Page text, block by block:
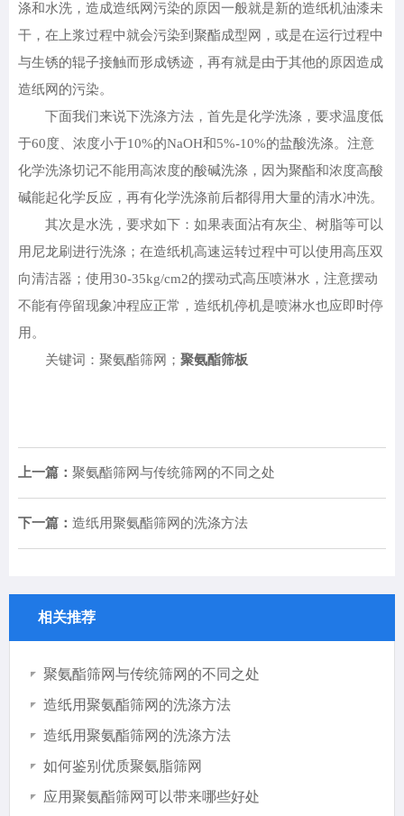
涤和水洗，造成造纸网污染的原因一般就是新的造纸机油漆未
干，在上浆过程中就会污染到聚酯成型网，或是在运行过程中
与生锈的辊子接触而形成锈迹，再有就是由于其他的原因造成
造纸网的污染。
下面我们来说下洗涤方法，首先是化学洗涤，要求温度低
于60度、浓度小于10%的NaOH和5%-10%的盐酸洗涤。注意
化学洗涤切记不能用高浓度的酸碱洗涤，因为聚酯和浓度高酸
碱能起化学反应，再有化学洗涤前后都得用大量的清水冲洗。
其次是水洗，要求如下：如果表面沾有灰尘、树脂等可以
用尼龙刷进行洗涤；在造纸机高速运转过程中可以使用高压双
向清洁器；使用30-35kg/cm2的摆动式高压喷淋水，注意摆动
不能有停留现象冲程应正常，造纸机停机是喷淋水也应即时停
用。
关键词：聚氨酯筛网； 聚氨酯筛板
上一篇： 聚氨酯筛网与传统筛网的不同之处
下一篇： 造纸用聚氨酯筛网的洗涤方法
相关推荐
聚氨酯筛网与传统筛网的不同之处
造纸用聚氨酯筛网的洗涤方法
造纸用聚氨酯筛网的洗涤方法
如何鉴别优质聚氨脂筛网
应用聚氨酯筛网可以带来哪些好处